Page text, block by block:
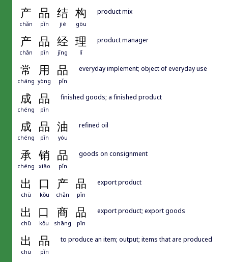
产 品 结 构
chǎn pǐn jié gòu
product mix
产 品 经 理
chǎn pǐn jīng lǐ
product manager
常 用 品
cháng yòng pǐn
everyday implement; object of everyday use
成 品
chéng pǐn
finished goods; a finished product
成 品 油
chéng pǐn yóu
refined oil
承 销 品
chéng xiāo pǐn
goods on consignment
出 口 产 品
chū kǒu chǎn pǐn
export product
出 口 商 品
chū kǒu shāng pǐn
export product; export goods
出 品
chū pǐn
to produce an item; output; items that are produced